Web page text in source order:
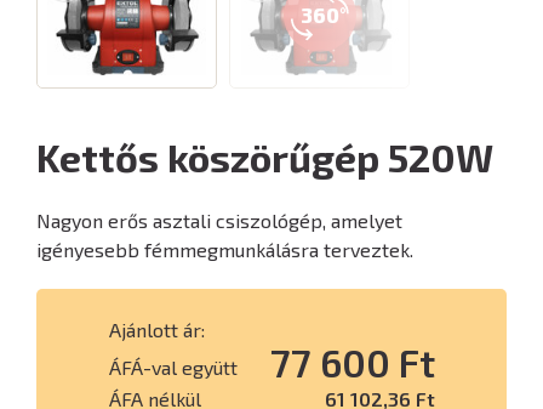
360°
Kettős köszörűgép 520W
Nagyon erős asztali csiszológép, amelyet
igényesebb fémmegmunkálásra terveztek.
Ajánlott ár:
ÁFÁ-val együtt
77 600 Ft
ÁFA nélkül 61 102,36 Ft